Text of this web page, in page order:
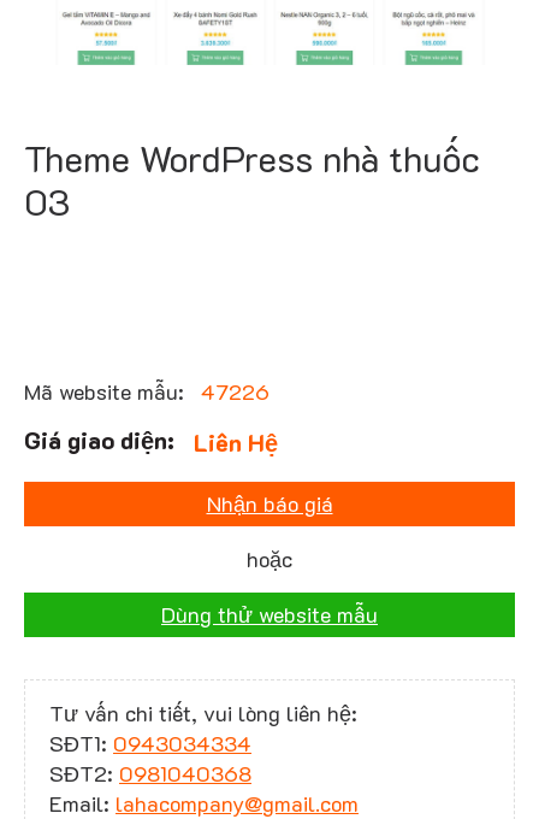
Theme WordPress nhà thuốc
03
Mã website mẫu: 47226
Liên Hệ
Nhận báo giá
hoặc
Dùng thử website mẫu
Tư vấn chi tiết, vui lòng liên hệ:
SĐT1: 0943034334
SĐT2: 0981040368
Email: lahacompany@gmail.com